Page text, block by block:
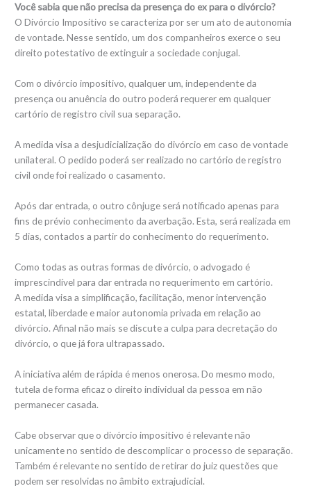
Você sabia que não precisa da presença do ex para o divórcio?
O Divórcio Impositivo se caracteriza por ser um ato de autonomia
de vontade. Nesse sentido, um dos companheiros exerce o seu
direito potestativo de extinguir a sociedade conjugal.
Com o divórcio impositivo, qualquer um, independente da
presença ou anuência do outro poderá requerer em qualquer
cartório de registro civil sua separação.
A medida visa a desjudicialização do divórcio em caso de vontade
unilateral. O pedido poderá ser realizado no cartório de registro
civil onde foi realizado o casamento.
Após dar entrada, o outro cônjuge será notificado apenas para
fins de prévio conhecimento da averbação. Esta, será realizada em
5 dias, contados a partir do conhecimento do requerimento.
Como todas as outras formas de divórcio, o advogado é
imprescindível para dar entrada no requerimento em cartório.
A medida visa a simplificação, facilitação, menor intervenção
estatal, liberdade e maior autonomia privada em relação ao
divórcio. Afinal não mais se discute a culpa para decretação do
divórcio, o que já fora ultrapassado.
A iniciativa além de rápida é menos onerosa. Do mesmo modo,
tutela de forma eficaz o direito individual da pessoa em não
permanecer casada.
Cabe observar que o divórcio impositivo é relevante não
unicamente no sentido de descomplicar o processo de separação.
Também é relevante no sentido de retirar do juiz questões que
podem ser resolvidas no âmbito extrajudicial.